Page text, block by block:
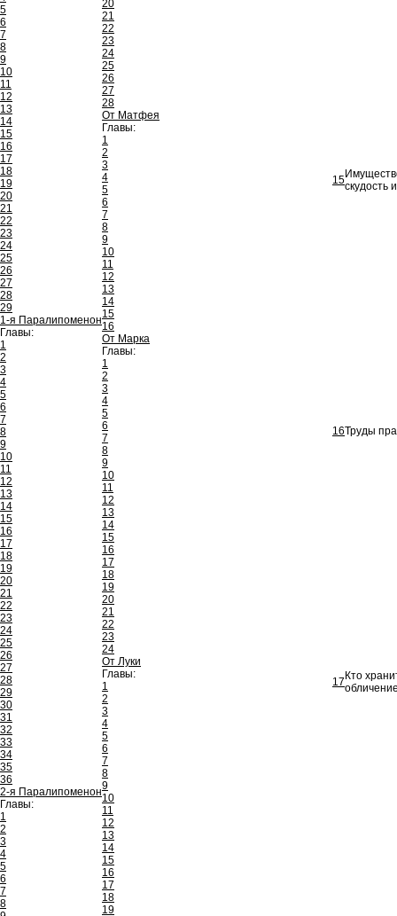
5
6
7
8
9
10
11
12
13
14
15
16
17
18
19
20
21
22
23
24
25
26
27
28
29
1-я Паралипоменон
Главы:
1
2
3
4
5
6
7
8
9
10
11
12
13
14
15
16
17
18
19
20
21
22
23
24
25
26
27
28
29
30
31
32
33
34
35
36
2-я Паралипоменон
Главы:
1
2
3
4
5
6
7
8
20
21
22
23
24
25
26
27
28
От Матфея
Главы:
1
2
3
4
5
6
7
8
9
10
11
12
13
14
15
16
От Марка
Главы:
1
2
3
4
5
6
7
8
9
10
11
12
13
14
15
16
17
18
19
20
21
22
23
24
От Луки
Главы:
1
2
3
4
5
6
7
8
9
10
11
12
13
14
15
16
17
18
19
15скудость
16Труды
17 Кто